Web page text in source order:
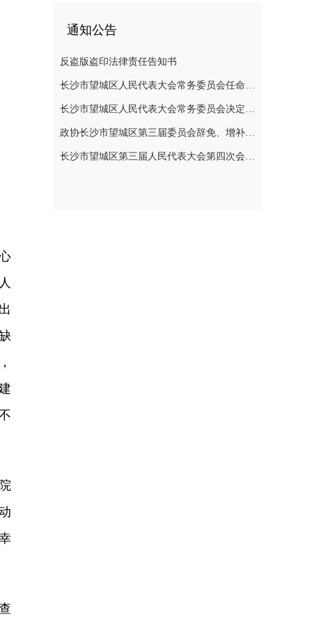
通知公告
反盗版盗印法律责任告知书
长沙市望城区人民代表大会常务委员会任命名单
长沙市望城区人民代表大会常务委员会决定任免名单
政协长沙市望城区第三届委员会辞免、增补政协委员的公告
长沙市望城区第三届人民代表大会第四次会议公告